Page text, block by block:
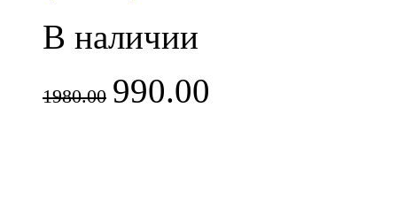
В наличии
1980.00 990.00